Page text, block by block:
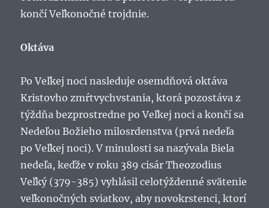
končí Veľkonočné trojdnie.
Oktáva
Po Veľkej noci nasleduje osemdňová oktáva
Kristovho zmŕtvychvstania, ktorá pozostáva z
týždňa bezprostredne po Veľkej noci a končí sa
Nedeľou Božieho milosrdenstva (prvá nedeľa
po Veľkej noci). V minulosti sa nazývala Biela
nedeľa, keďže v roku 389 cisár Theozodius
Veľký (379-385) vyhlásil celotýždenné svätenie
veľkonočných sviatkov, aby novokrstenci, ktorí